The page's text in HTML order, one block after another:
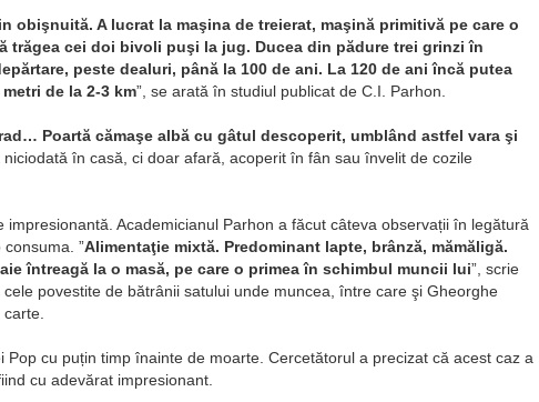
obişnuită. A lucrat la maşina de treierat, maşină primitivă pe care o
trăgea cei doi bivoli puşi la jug. Ducea din pădure trei grinzi în
peste dealuri, până la 100 de ani. La 120 de ani încă putea
de la 2-3 km”, se arată în studiul publicat de C.I. Parhon.
Poartă cămaşe albă cu gâtul descoperit, umblând astfel vara şi
niciodată în casă, ci doar afară, acoperit în fân sau învelit de cozile
impresionantă. Academicianul Parhon a făcut câteva observații în legătură
”Alimentaţie mixtă. Predominant lapte, brânză, mămăligă.
întreagă la o masă, pe care o primea în schimbul muncii lui”, scrie
povestite de bătrânii satului unde muncea, între care şi Gheorghe
Pop cu puțin timp înainte de moarte. Cercetătorul a precizat că acest caz a
cu adevărat impresionant.